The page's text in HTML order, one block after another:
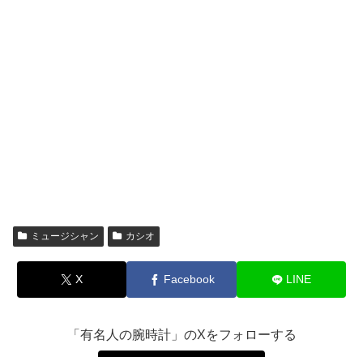
ミュージシャン カシオ
X Facebook LINE
「有名人の腕時計」のXをフォローする